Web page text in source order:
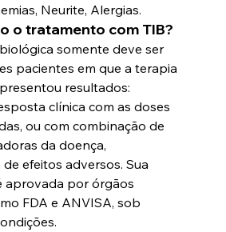
Neurite, Alergias.
o tratamento com TIB?
somente deve ser
pacientes em que a terapia
resultados:
clínica com as doses
ou com combinação de
da doença,
efeitos adversos. Sua
aprovada por órgãos
FDA e ANVISA, sob